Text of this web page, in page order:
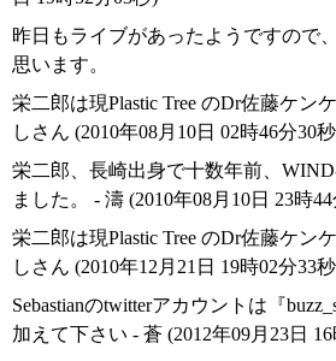
昨日もライブがあったようですので
思います。
栄二郎は現Plastic Tree のDr佐藤ケン
しさん (2010年08月10日 02時46分30
栄二郎、長崎出身で十数年前、
ました。 - 濤 (2010年08月10日 23時
栄二郎は現Plastic Tree のDr佐藤ケン
しさん (2010年12月21日 19時02分33
Sebastianのtwitterアカウントは『
加えて下さい - 蒼 (2012年09月23日